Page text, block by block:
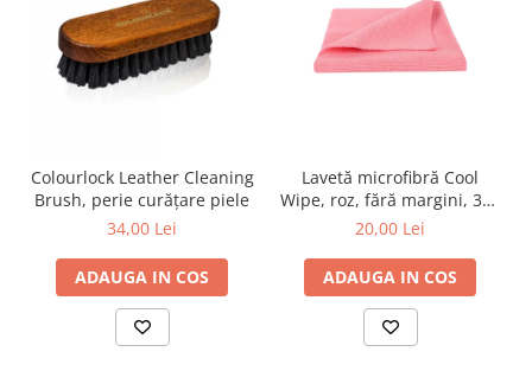
Colourlock Leather Cleaning
Brush, perie curățare piele
34,00 Lei
ADAUGA IN COS
Lavetă microfibră Cool
Wipe, roz, fără margini, 300
GSM, 40x40 cm
20,00 Lei
ADAUGA IN COS